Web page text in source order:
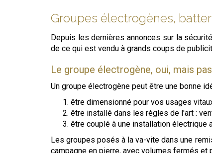
Groupes électrogènes,
Depuis les dernières annonces sur la
de ce qui est vendu à grands coups de
Le groupe électrogène, oui, mais
Un groupe électrogène peut être une bonne
être dimensionné pour vos usages
être installé dans les règles de l'art :
être couplé à une installation électrique
Les groupes posés à la va-vite dans une
campagne en pierre, avec volumes fermés